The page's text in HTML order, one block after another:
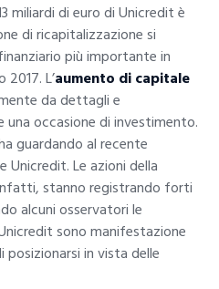
miliardi di euro di Unicredit è
di ricapitalizzazione si
più importante in
L’aumento di capitale
da dettagli e
occasione di investimento.
guardando al recente
Le azioni della
stanno registrando forti
alcuni osservatori le
sono manifestazione
in vista delle